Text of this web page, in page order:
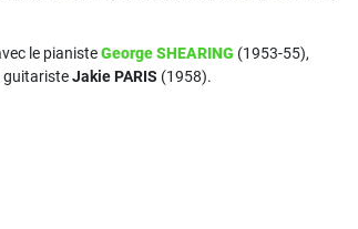
le pianisteGeorge SHEARING (1953-55),
guitaristeJakie PARIS (1958).